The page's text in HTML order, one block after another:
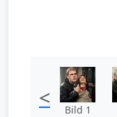
< Bild 1